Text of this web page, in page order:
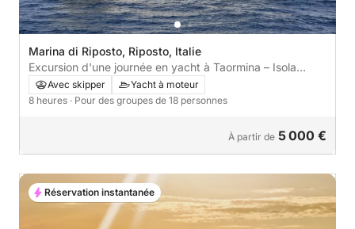
Marina di Riposto, Riposto, Italie
Excursion d'une journée en yacht à Taormina – Isola
Bella, grottes et baies
Avec skipper
Yacht à moteur
8 heures · Pour des groupes de 18 personnes
À partir de 5 000 €
Réservation instantanée